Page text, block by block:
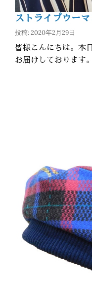
ストライプウーマ
投稿: 2020年2月29日
皆様こんにちは。本
お届けしております